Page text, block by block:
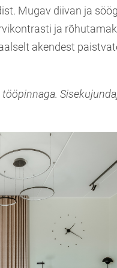
Mugav diivan ja
ja
akendest